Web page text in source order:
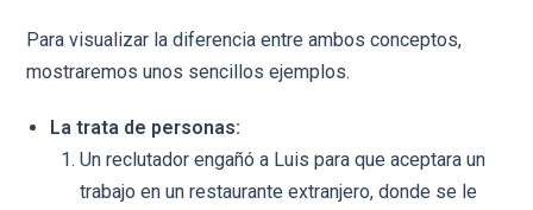
Para visualizar la diferencia entre ambos conceptos,
mostraremos unos sencillos ejemplos.
La trata de personas:
Un reclutador engañó a Luis para que aceptara un
trabajo en un restaurante extranjero, donde se le